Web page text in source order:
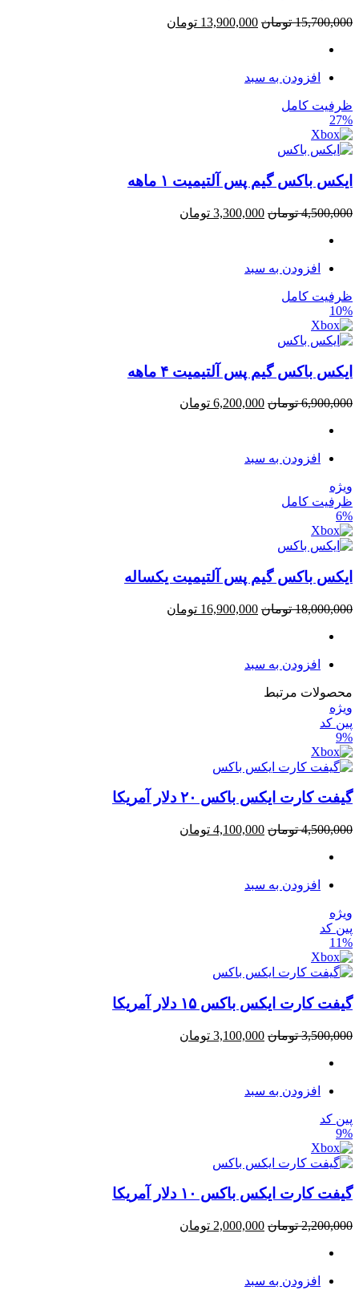
15,700,000 تومان 13,900,000 تومان
افزودن به سبد
ظرفیت کامل
27%
ایکس باکس گیم پس آلتیمیت ۱ ماهه
4,500,000 تومان 3,300,000 تومان
افزودن به سبد
ظرفیت کامل
10%
ایکس باکس گیم پس آلتیمیت ۴ ماهه
6,900,000 تومان 6,200,000 تومان
افزودن به سبد
ویژه
ظرفیت کامل
6%
ایکس باکس گیم پس آلتیمیت یکساله
18,000,000 تومان 16,900,000 تومان
افزودن به سبد
محصولات مرتبط
ویژه
پین کد
9%
گیفت کارت ایکس باکس ۲۰ دلار آمریکا
4,500,000 تومان 4,100,000 تومان
افزودن به سبد
ویژه
پین کد
11%
گیفت کارت ایکس باکس ۱۵ دلار آمریکا
3,500,000 تومان 3,100,000 تومان
افزودن به سبد
پین کد
9%
گیفت کارت ایکس باکس ۱۰ دلار آمریکا
2,200,000 تومان 2,000,000 تومان
افزودن به سبد